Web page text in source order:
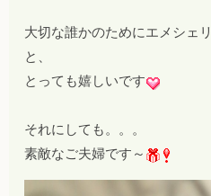
大切な誰かのためにエメシェ
と、
とっても嬉しいです
それにしても。。。
素敵なご夫婦です～